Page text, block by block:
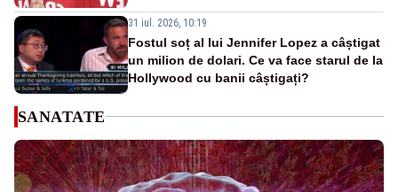
31 iul. 2026, 10:19
Fostul soț al lui Jennifer Lopez a câștigat
un milion de dolari. Ce va face starul de la
Hollywood cu banii câștigați?
SANATATE